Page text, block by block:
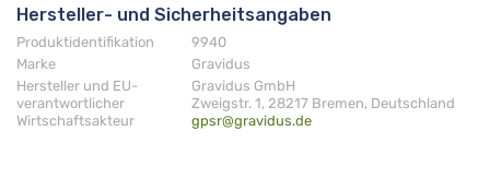
Hersteller- und Sicherheitsangaben
Produktidentifikation
9940
Marke
Gravidus
Hersteller und EU-
verantwortlicher
Wirtschaftsakteur
Gravidus GmbH
Zweigstr. 1, 28217 Bremen, Deutschland
gpsr@gravidus.de